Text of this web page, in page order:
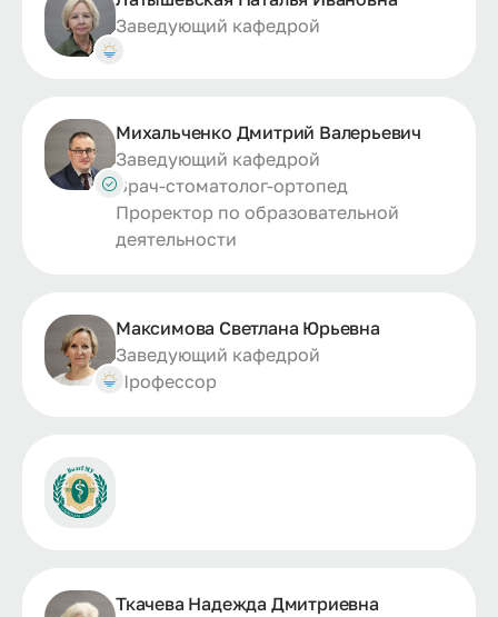
Заведующий кафедрой
Михальченко Дмитрий Валерьевич
Заведующий кафедрой
Врач-стоматолог-ортопед
Проректор по образовательной
деятельности
Максимова Светлана Юрьевна
Заведующий кафедрой
Профессор
Ткачева Надежда Дмитриевна